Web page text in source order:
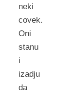
neki
covek.
Oni
stanu
i
izadju
da